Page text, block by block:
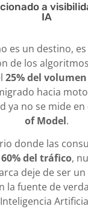
a
IA
es un destino,
de los
25% del
hacia
ya no se mide en
of Model.
donde las
60% del tráfico,
deje de ser
la fuente de
Inteligencia